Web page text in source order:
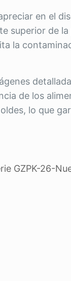
en el
superior de
la
de los
lo que
GZPK-26-